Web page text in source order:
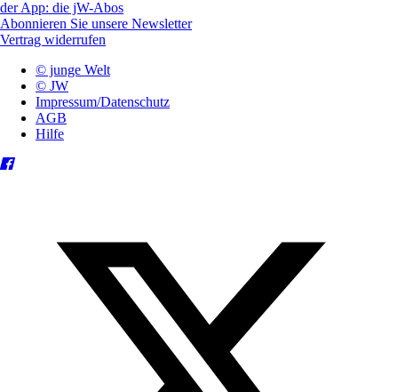
der App: die jW-Abos
Abonnieren Sie unsere Newsletter
Vertrag widerrufen
© junge Welt
© JW
Impressum/Datenschutz
AGB
Hilfe